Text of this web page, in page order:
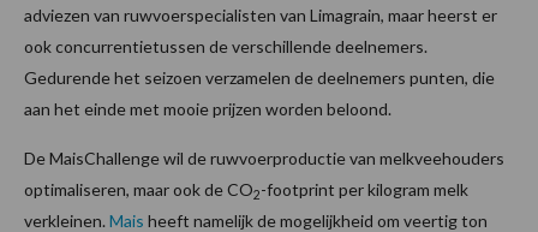
adviezen van ruwvoerspecialisten van Limagrain, maar heerst er
ook concurrentietussen de verschillende deelnemers.
Gedurende het seizoen verzamelen de deelnemers punten, die
aan het einde met mooie prijzen worden beloond.
De MaisChallenge wil de ruwvoerproductie van melkveehouders
optimaliseren, maar ook de CO2-footprint per kilogram melk
verkleinen. Mais heeft namelijk de mogelijkheid om veertig ton